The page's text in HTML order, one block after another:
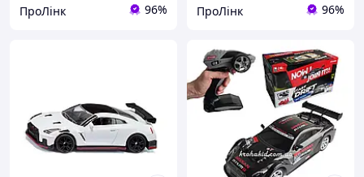
ПроЛінк 96% ПроЛінк 96%